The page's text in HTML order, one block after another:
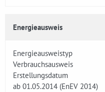
Energieausweis
Energieausweistyp
Verbrauchsausweis
Erstellungsdatum
ab 01.05.2014 (EnEV 2014)